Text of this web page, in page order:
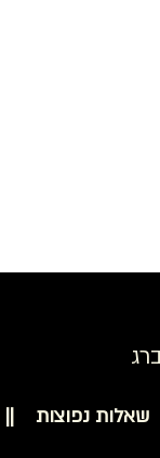
שאלות נפוצות ||